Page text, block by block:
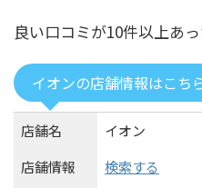
良い口コミが10件以上あ
イオンの店舗情報はこち
店舗名
イオン
店舗情報
検索する